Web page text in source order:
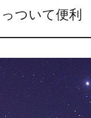
ついて便利